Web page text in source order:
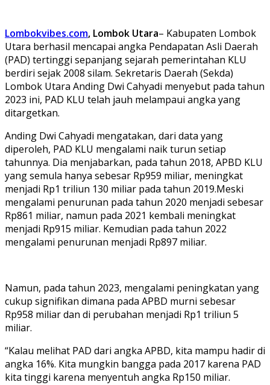
Lombokvibes.com, Lombok Utara– Kabupaten Lombok
Utara berhasil mencapai angka Pendapatan Asli Daerah
(PAD) tertinggi sepanjang sejarah pemerintahan KLU
berdiri sejak 2008 silam. Sekretaris Daerah (Sekda)
Lombok Utara Anding Dwi Cahyadi menyebut pada tahun
2023 ini, PAD KLU telah jauh melampaui angka yang
ditargetkan.
Anding Dwi Cahyadi mengatakan, dari data yang
diperoleh, PAD KLU mengalami naik turun setiap
tahunnya. Dia menjabarkan, pada tahun 2018, APBD KLU
yang semula hanya sebesar Rp959 miliar, meningkat
menjadi Rp1 triliun 130 miliar pada tahun 2019.Meski
mengalami penurunan pada tahun 2020 menjadi sebesar
Rp861 miliar, namun pada 2021 kembali meningkat
menjadi Rp915 miliar. Kemudian pada tahun 2022
mengalami penurunan menjadi Rp897 miliar.
Namun, pada tahun 2023, mengalami peningkatan yang
cukup signifikan dimana pada APBD murni sebesar
Rp958 miliar dan di perubahan menjadi Rp1 triliun 5
miliar.
“Kalau melihat PAD dari angka APBD, kita mampu hadir di
angka 16%. Kita mungkin bangga pada 2017 karena PAD
kita tinggi karena menyentuh angka Rp150 miliar.